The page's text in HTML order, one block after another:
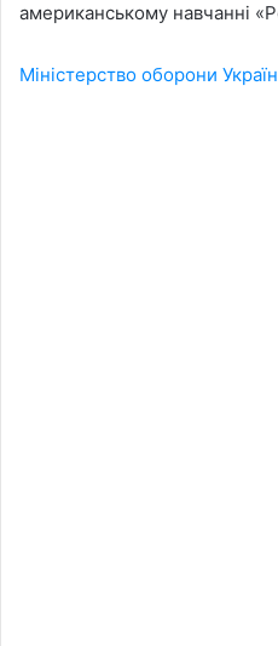
американському навчанні
Міністерство оборони